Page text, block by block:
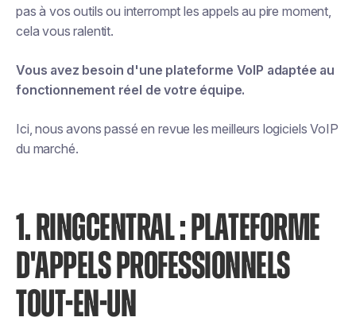
pas à vos outils ou interrompt les appels au pire moment,
cela vous ralentit.
Vous avez besoin d'une plateforme VoIP adaptée au
fonctionnement réel de votre équipe.
Ici, nous avons passé en revue les meilleurs logiciels VoIP
du marché.
1. RINGCENTRAL : PLATEFORME
D'APPELS PROFESSIONNELS
TOUT-EN-UN